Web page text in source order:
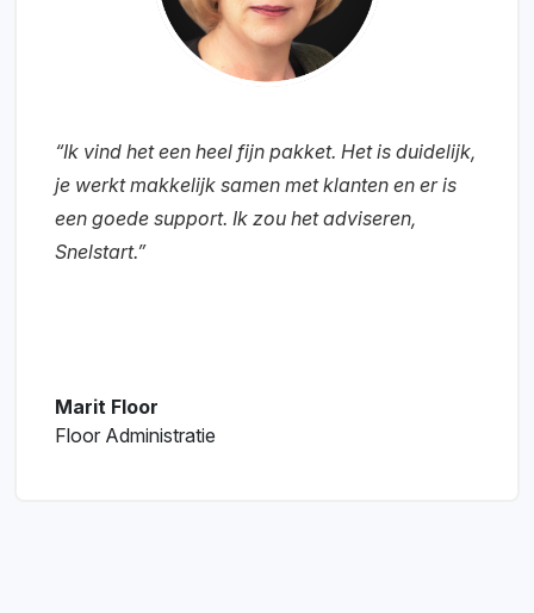
“Ik vind het een heel fijn pakket. Het is duidelijk,
je werkt makkelijk samen met klanten en er is
een goede support. Ik zou het adviseren,
Snelstart.”
Marit Floor
Floor Administratie